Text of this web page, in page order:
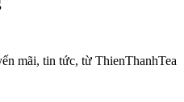
mãi, tin tức, từ ThienThanhTea